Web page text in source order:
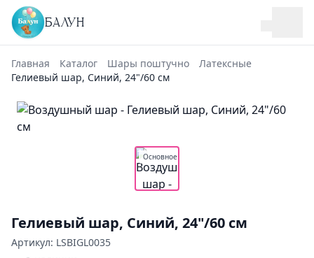
БАЛУН
Главная Каталог Шары поштучно
Латексные
Гелиевый шар, Синий, 24"/60 см
Основное
Гелиевый шар, Синий, 24"/60 см
Артикул: LSBIGL0035